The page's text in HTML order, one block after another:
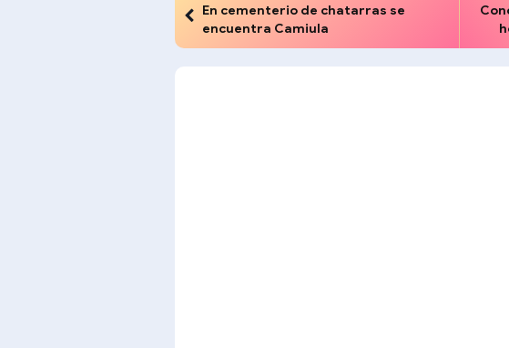
En cementerio de chatarras se
encuentra Camiula